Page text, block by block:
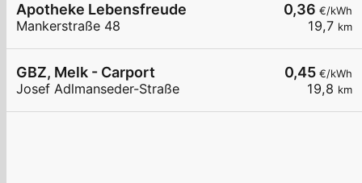
0,36 €/kWh
19,7 km
Apotheke Lebensfreude
Mankerstraße 48
0,45 €/kWh
19,8 km
GBZ, Melk - Carport
Josef Adlmanseder-Straße